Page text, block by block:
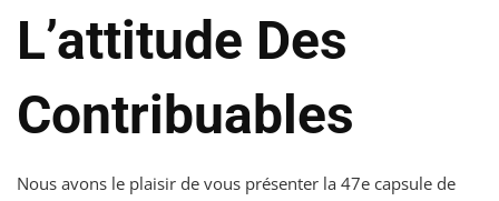
L’attitude Des
Contribuables
Nous avons le plaisir de vous présenter la 47e capsule de